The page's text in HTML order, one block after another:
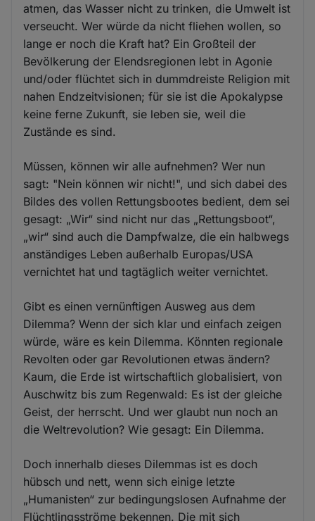
atmen, das Wasser nicht zu trinken, die Umwelt ist
verseucht. Wer würde da nicht fliehen wollen, so
lange er noch die Kraft hat? Ein Großteil der
Bevölkerung der Elendsregionen lebt in Agonie
und/oder flüchtet sich in dummdreiste Religion mit
nahen Endzeitvisionen; für sie ist die Apokalypse
keine ferne Zukunft, sie leben sie, weil die
Zustände es sind.
Müssen, können wir alle aufnehmen? Wer nun
sagt: "Nein können wir nicht!", und sich dabei des
Bildes des vollen Rettungsbootes bedient, dem sei
gesagt: „Wir“ sind nicht nur das „Rettungsboot“,
„wir“ sind auch die Dampfwalze, die ein halbwegs
anständiges Leben außerhalb Europas/USA
vernichtet hat und tagtäglich weiter vernichtet.
Gibt es einen vernünftigen Ausweg aus dem
Dilemma? Wenn der sich klar und einfach zeigen
würde, wäre es kein Dilemma. Könnten regionale
Revolten oder gar Revolutionen etwas ändern?
Kaum, die Erde ist wirtschaftlich globalisiert, von
Auschwitz bis zum Regenwald: Es ist der gleiche
Geist, der herrscht. Und wer glaubt nun noch an
die Weltrevolution? Wie gesagt: Ein Dilemma.
Doch innerhalb dieses Dilemmas ist es doch
hübsch und nett, wenn sich einige letzte
„Humanisten“ zur bedingungslosen Aufnahme der
Flüchtlingsströme bekennen. Die mit sich